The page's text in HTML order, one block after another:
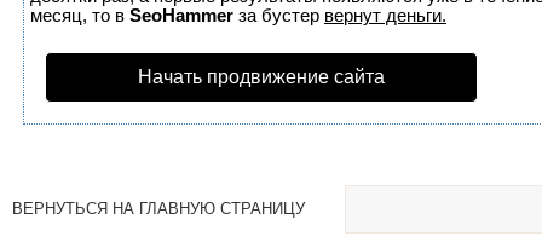
месяц, то в SeoHammer за бустер вернут деньги.
Начать продвижение сайта
ВЕРНУТЬСЯ НА ГЛАВНУЮ СТРАНИЦУ